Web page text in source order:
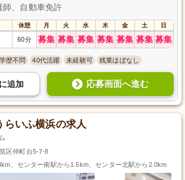
師、自動車免許
休憩 月 火 水 木 金 土 日
60分 募集 募集 募集 募集 募集 募集 募集
学歴不問 40代活躍 未経験可 残業ほぼなし
に追加 応募画面へ進む
らいふ横浜の求人
区仲町台5-7-8
、センター南駅から1.5km、センター北駅から2.0km